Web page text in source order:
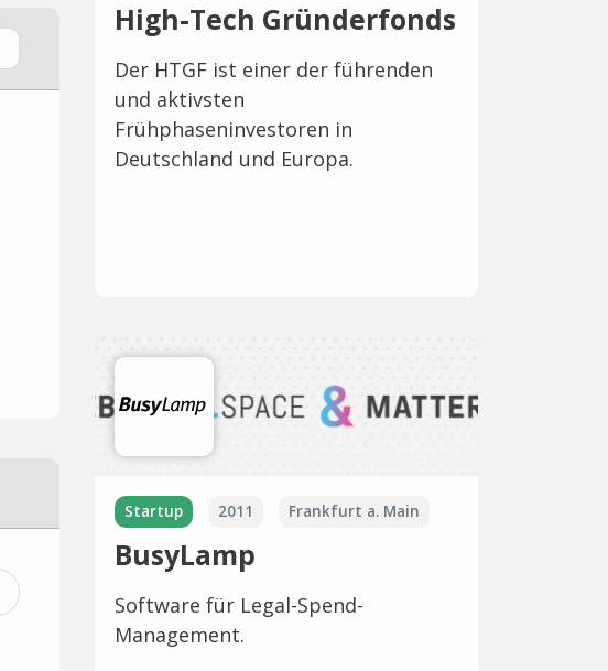
High-Tech Gründerfonds
Der HTGF ist einer der führenden
und aktivsten
Frühphaseninvestoren in
Deutschland und Europa.
Startup 2011 Frankfurt a. Main
BusyLamp
Software für Legal-Spend-
Management.